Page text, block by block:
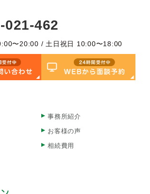
021-462
〜20:00 / 土日祝日 10:00〜18:00
事務所紹介
お客様の声
相続費用